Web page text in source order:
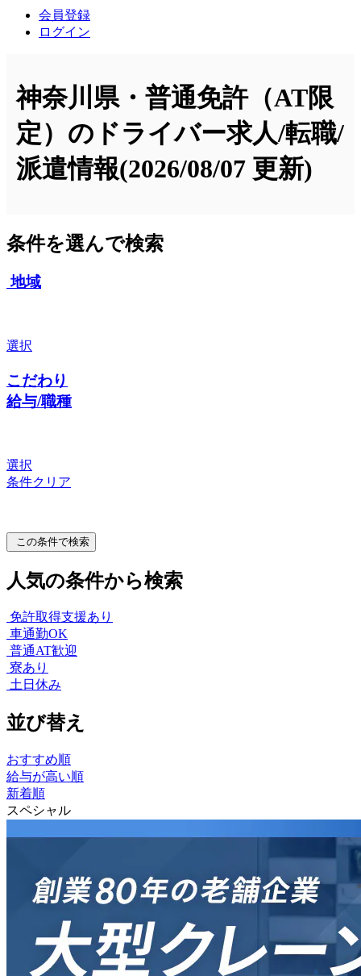
会員登録
ログイン
神奈川県・普通免許（AT限
定）のドライバー求人/転職/
派遣情報(2026/08/07 更新)
条件を選んで検索
地域
選択
こだわり
給与/職種
選択
条件クリア
この条件で検索
人気の条件から検索
免許取得支援あり
車通勤OK
普通AT歓迎
寮あり
土日休み
並び替え
おすすめ順
給与が高い順
新着順
スペシャル